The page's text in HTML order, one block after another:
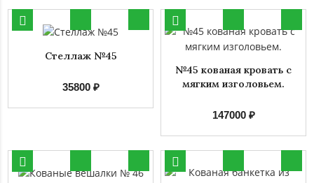
Стеллаж №45
35800 ₽
№45 кованая кровать с
мягким изголовьем.
147000 ₽